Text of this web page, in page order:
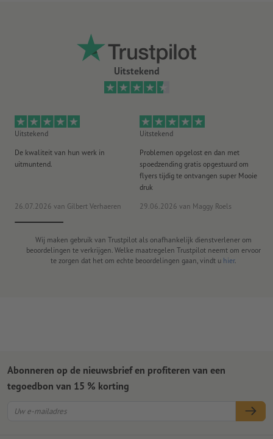
Uitstekend
Uitstekend
De kwaliteit van hun werk in
uitmuntend.
26.07.2026 van Gilbert Verhaeren
Uitstekend
Problemen opgelost en dan met
spoedzending gratis opgestuurd om
flyers tijdig te ontvangen super Mooie
druk
29.06.2026 van Maggy Roels
Wij maken gebruik van Trustpilot als onafhankelijk dienstverlener om
beoordelingen te verkrijgen. Welke maatregelen Trustpilot neemt om ervoor
te zorgen dat het om echte beoordelingen gaan, vindt u hier.
Abonneren op de nieuwsbrief en profiteren van een
tegoedbon van 15 % korting